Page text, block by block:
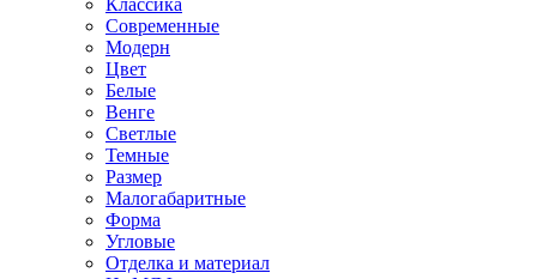
Классика
Современные
Модерн
Цвет
Белые
Венге
Светлые
Темные
Размер
Малогабаритные
Форма
Угловые
Отделка и материал